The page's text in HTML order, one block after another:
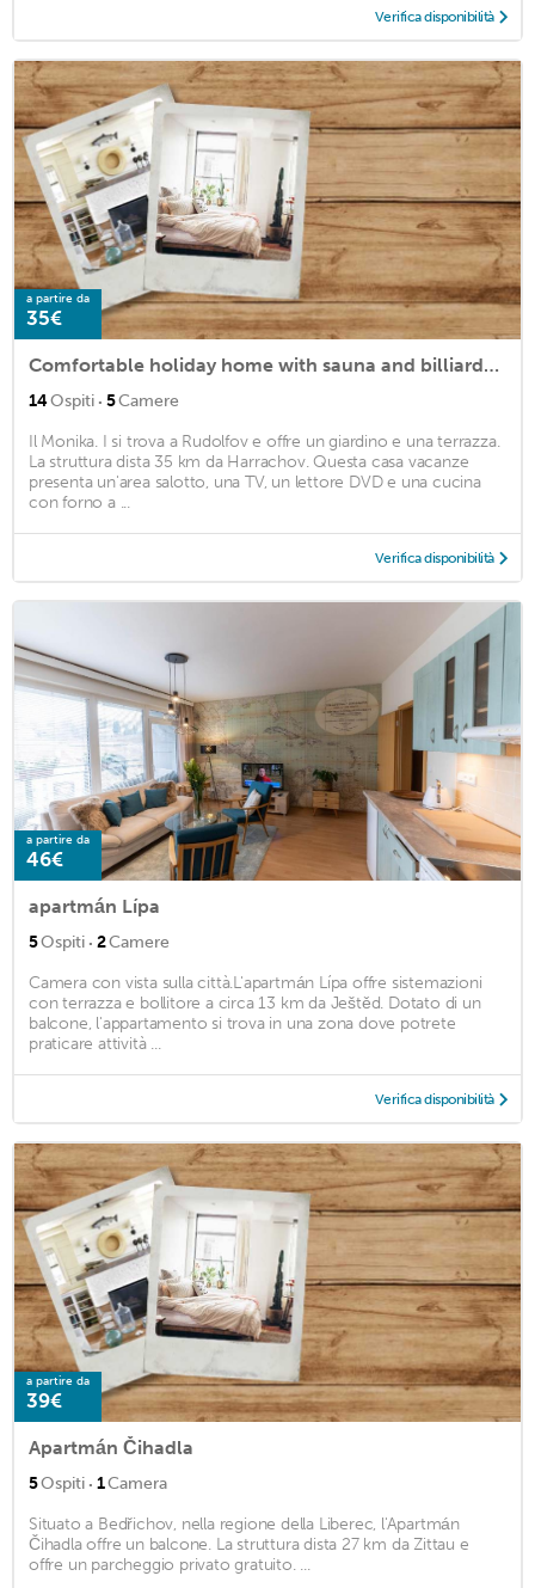
Verifica disponibilità
a partire da
35€
Comfortable holiday home with sauna and billiards ski slope 2 km
14Ospiti · 5Camere
Il Monika. I si trova a Rudolfov e offre un giardino e una terrazza.
La struttura dista 35 km da Harrachov. Questa casa vacanze
presenta un'area salotto, una TV, un lettore DVD e una cucina
con forno a ...
Verifica disponibilità
a partire da
46€
apartmán Lípa
5Ospiti · 2Camere
Camera con vista sulla città.L'apartmán Lípa offre sistemazioni
con terrazza e bollitore a circa 13 km da Ještěd. Dotato di un
balcone, l'appartamento si trova in una zona dove potrete
praticare attività ...
Verifica disponibilità
a partire da
39€
Apartmán Čihadla
5Ospiti · 1Camera
Situato a Bedřichov, nella regione della Liberec, l'Apartmán
Čihadla offre un balcone. La struttura dista 27 km da Zittau e
offre un parcheggio privato gratuito. ...